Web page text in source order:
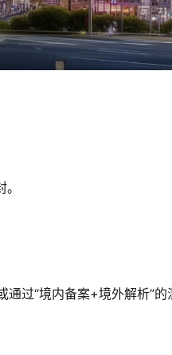
过“境内备案+境外解析”的